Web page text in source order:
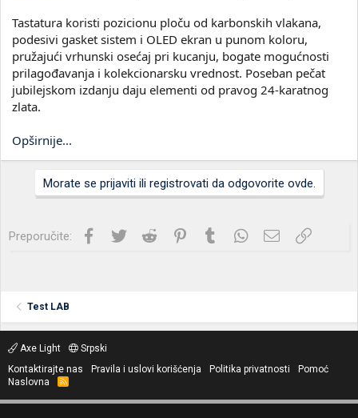
Tastatura koristi pozicionu ploču od karbonskih vlakana,
podesivi gasket sistem i OLED ekran u punom koloru,
pružajući vrhunski osećaj pri kucanju, bogate mogućnosti
prilagođavanja i kolekcionarsku vrednost. Poseban pečat
jubilejskom izdanju daju elementi od pravog 24-karatnog
zlata.
Opširnije...
Morate se prijaviti ili registrovati da odgovorite ovde.
Preporučite: Facebook
Twitter Reddit PinterestTumblrWhatsApp
Imejl Link
Test LAB
Axe Light
Srpski
Kontaktirajte nas
Pravila i uslovi korišćenja Politika privatnosti
Pomoć
Naslovna
R
S